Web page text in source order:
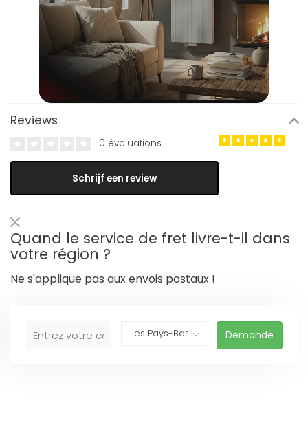
Reviews
0 évaluations
Schrijf een review
Quand le service de fret livre-t-il dans
votre région ?
Ne s'applique pas aux envois postaux !
Demande